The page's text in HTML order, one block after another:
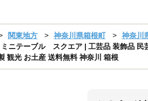
関東地方 神奈川県箱根町
神奈川
ニテーブル スクエア | 工芸品 装飾品 民
観光 お土産 送料無料 神奈川 箱根